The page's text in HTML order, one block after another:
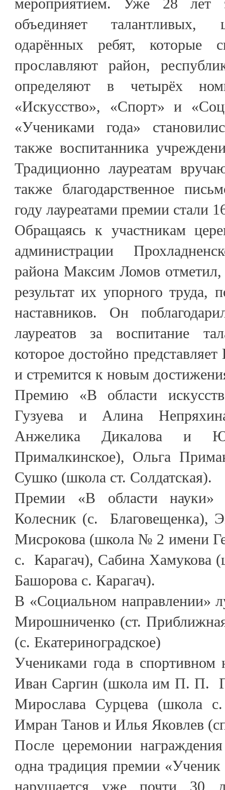
объединяет талантливых,
одарённых ребят, которые
прославляют район,
определяют в четырёх
«Искусство», «Спорт» и
«Учениками года»
также воспитанника
Традиционно лауреатам
также благодарственное
году лауреатами премии стали
Обращаясь к участникам
администрации
района Максим Ломов отметил,
результат их упорного труда,
наставников. Он
лауреатов за воспитание
которое достойно
и стремится к новым
Премию «В области
Гузуева и Алина
Анжелика Дикалова и
Прималкинское), Ольга
Сушко (школа ст. Солдатская).
Премии «В области науки»
Колесник (с. Благовещенка),
Мисрокова (школа № 2 имени
с. Карагач), Сабина
Башорова с. Карагач).
В «Социальном направлении»
Мирошниченко (ст.
(с. Екатериноградское)
Учениками года в спортивном
Иван Саргин (школа им П. П.
Мирослава Сурцева (школа
Имран Танов и Илья Яковлев
После церемонии
одна традиция премии «Ученик
нарушается уже почти 30